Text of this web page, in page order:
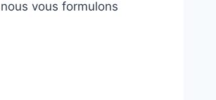
vous formulons